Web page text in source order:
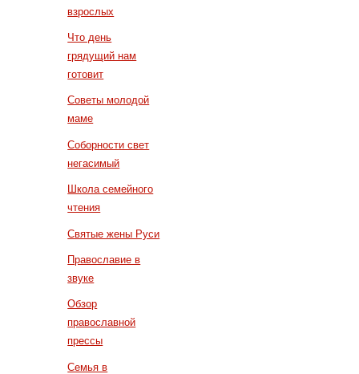
взрослых
Что день
грядущий нам
готовит
Советы молодой
маме
Соборности свет
негасимый
Школа семейного
чтения
Святые жены Руси
Православие в
звуке
Обзор
православной
прессы
Семья в